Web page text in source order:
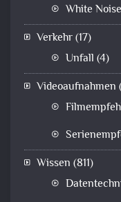
White Noise
Verkehr(17)
Unfall (4)
Videoaufnahmen
Wissen (811)